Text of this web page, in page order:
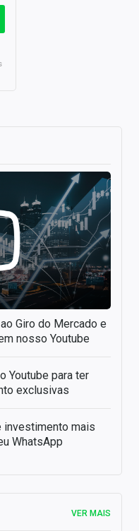
Giro do Mercado e
nosso Youtube
Youtube para ter
exclusivas
investimento mais
WhatsApp
VER MAIS